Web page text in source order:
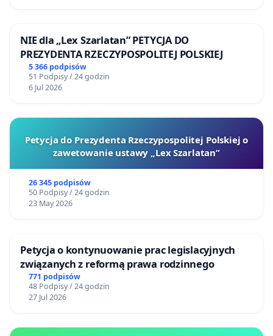
NIE dla „Lex Szarlatan” PETYCJA DO
PREZYDENTA RZECZYPOSPOLITEJ POLSKIEJ
5 366 podpisów
51 Podpisy / 24 godzin
6 Jul 2026
Petycja do Prezydenta Rzeczypospolitej Polskiej o
zawetowanie ustawy „Lex Szarlatan”
26 345 podpisów
50 Podpisy / 24 godzin
23 May 2026
Petycja o kontynuowanie prac legislacyjnych
związanych z reformą prawa rodzinnego
771 podpisów
48 Podpisy / 24 godzin
27 Jul 2026